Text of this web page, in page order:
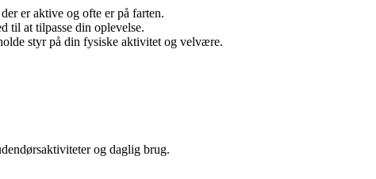
er aktive og ofte er på farten.
til at tilpasse din oplevelse.
styr på din fysiske aktivitet og velvære.
og daglig brug.